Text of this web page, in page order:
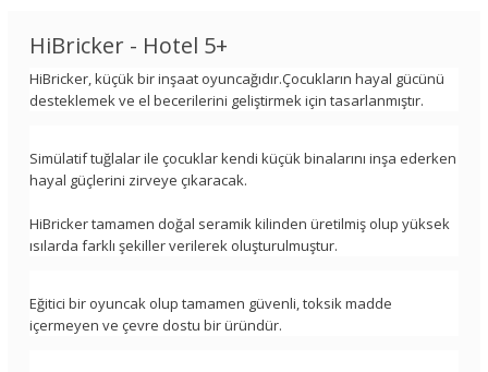
HiBricker - Hotel 5+
HiBricker, küçük bir inşaat oyuncağıdır.Çocukların hayal gücünü
desteklemek ve el becerilerini geliştirmek için tasarlanmıştır.
Simülatif tuğlalar ile çocuklar kendi küçük binalarını inşa ederken
hayal güçlerini zirveye çıkaracak.
HiBricker tamamen doğal seramik kilinden üretilmiş olup yüksek
ısılarda farklı şekiller verilerek oluşturulmuştur.
Eğitici bir oyuncak olup tamamen güvenli, toksik madde
içermeyen ve çevre dostu bir üründür.